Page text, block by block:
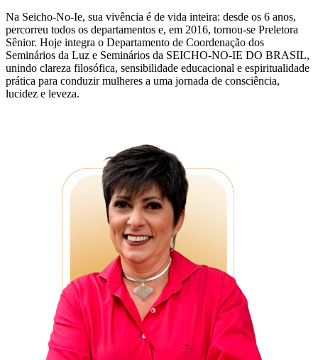
Na Seicho-No-Ie, sua vivência é de vida inteira: desde os 6 anos,
percorreu todos os departamentos e, em 2016, tornou-se Preletora
Sênior. Hoje integra o Departamento de Coordenação dos
Seminários da Luz e Seminários da SEICHO-NO-IE DO BRASIL,
unindo clareza filosófica, sensibilidade educacional e espiritualidade
prática para conduzir mulheres a uma jornada de consciência,
lucidez e leveza.